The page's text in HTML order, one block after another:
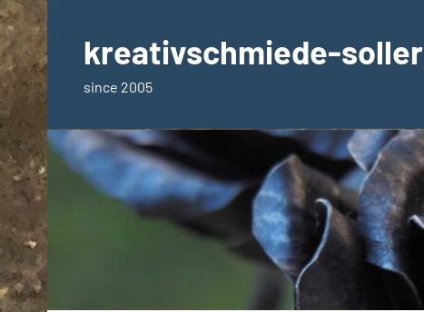
springenkreativschmiede-soller
since 2005